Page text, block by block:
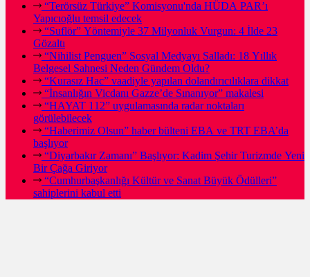
Yapıcıoğlu temsil edecek
Gözaltı
Belgesel Sahnesi Neden Gündem Oldu?
“Kurasız Hac” vaadiyle yapılan dolandırıcılıklara dikkat
“İnsanlığın Vicdanı Gazze’de Sınanıyor” makalesi
görülebilecek
başlıyor
Bir Çağa Giriyor
sahiplerini kabul etti